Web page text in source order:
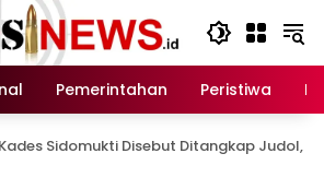
Pemerintahan Peristiwa
Sidomukti Disebut Ditangkap Judol,